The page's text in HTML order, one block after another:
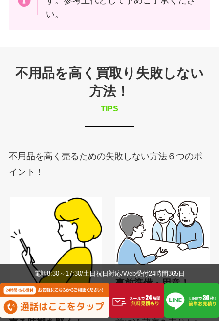
い。
不用品を高く買取り失敗しない
方法！
TIPS
不用品を高く売るための失敗しない方法６つのポ
イント！
事前準備・用意！
その２、買取の査定の
電話8:30～17:30/土日祝日対応/Web受付24時間365日